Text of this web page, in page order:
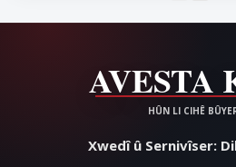
Xwedî û Sernivîser: